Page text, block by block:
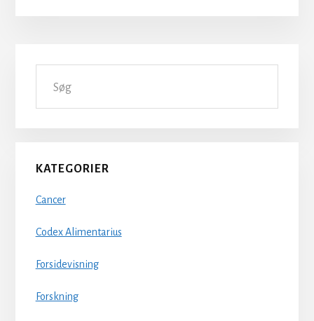
Primær
Sidebar
KATEGORIER
Cancer
Codex Alimentarius
Forsidevisning
Forskning